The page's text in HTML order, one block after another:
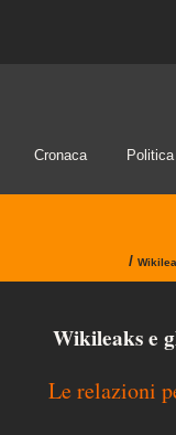
Cronaca Politica
/
Wikileaks e
Le relazioni